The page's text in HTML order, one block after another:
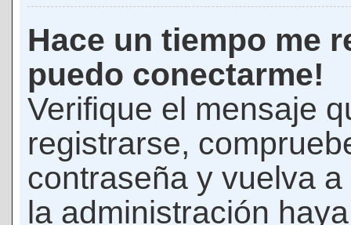
Hace un tiempo me
puedo conectarme!
Verifique el mensaje
registrarse,
contraseña y vuelva
la administración